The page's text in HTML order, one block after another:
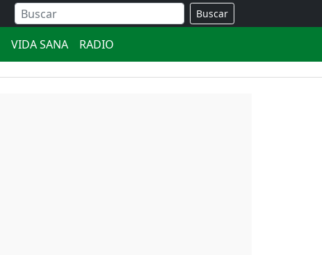
Buscar
VIDA SANA RADIO